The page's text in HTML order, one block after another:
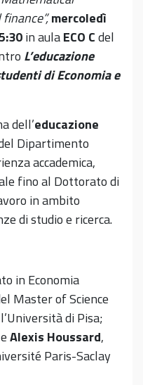
mercoledì
in aulaECO Cdel
L’educazione
di Economia e
dell’educazione
Dipartimento
accademica,
fino al Dottorato di
in ambito
di studio e ricerca.
in Economia
Master of Science
di Pisa;
eAlexis Houssard,
Paris-Saclay